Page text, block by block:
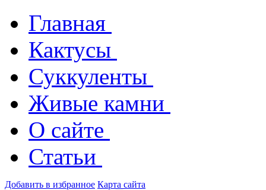
Главная
Кактусы
Суккуленты
Живые камни
О сайте
Статьи
Добавить в избранное Карта сайта